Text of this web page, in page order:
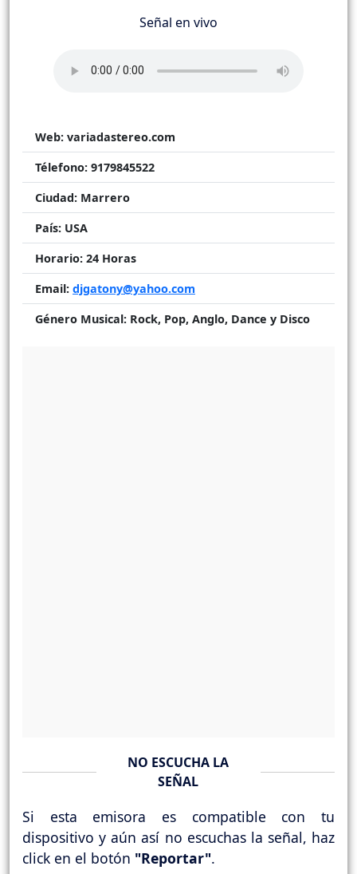
Señal en vivo
Web: variadastereo.com
Télefono: 9179845522
Ciudad: Marrero
País: USA
Horario: 24 Horas
Email: djgatony@yahoo.com
Género Musical: Rock, Pop, Anglo, Dance y Disco
NO ESCUCHA LA
SEÑAL
Si esta emisora es compatible con tu
dispositivo y aún así no escuchas la señal, haz
click en el botón "Reportar".